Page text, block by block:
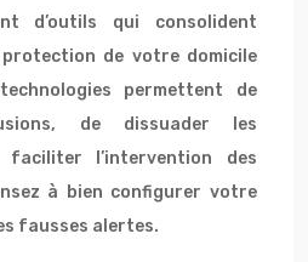
d’outils qui consolident
de votre domicile
permettent de
de dissuader les
l’intervention des
à bien configurer votre
fausses alertes.